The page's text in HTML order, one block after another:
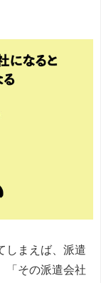
しまえば、派遣
「その派遣会社